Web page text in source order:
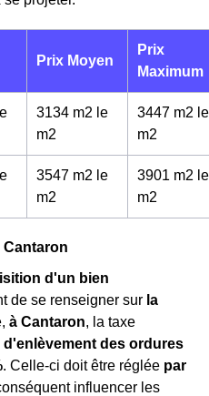
Prix Moyen
Prix
Maximum
3134 m2 le
m2
3447 m2 le
m2
3547 m2 le
m2
3901 m2 le
m2
Cantaron
d'un bien
de se renseigner sur la
à Cantaron, la taxe
des ordures
. Celle-ci doit être réglée par
influencer les